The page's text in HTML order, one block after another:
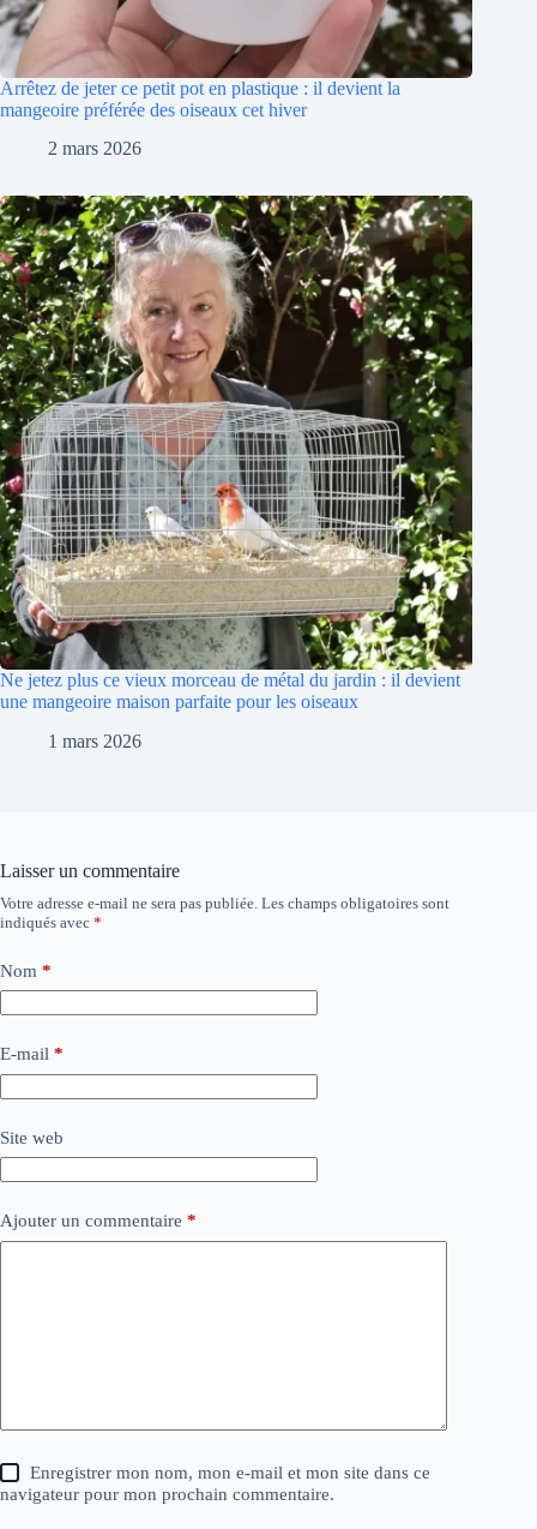
Arrêtez de jeter ce petit pot en plastique : il devient la
mangeoire préférée des oiseaux cet hiver
2 mars 2026
Ne jetez plus ce vieux morceau de métal du jardin : il devient
une mangeoire maison parfaite pour les oiseaux
1 mars 2026
Laisser un commentaire
Votre adresse e-mail ne sera pas publiée. Les champs obligatoires sont
indiqués avec *
Nom *
E-mail *
Site web
Ajouter un commentaire *
Enregistrer mon nom, mon e-mail et mon site dans ce
navigateur pour mon prochain commentaire.